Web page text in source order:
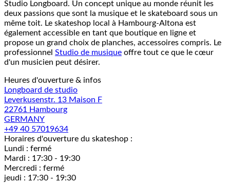
Studio Longboard. Un concept unique au monde réunit les
deux passions que sont la musique et le skateboard sous un
même toit. Le skateshop local à Hambourg-Altona est
également accessible en tant que boutique en ligne et
propose un grand choix de planches, accessoires compris. Le
professionnel Studio de musique offre tout ce que le cœur
d'un musicien peut désirer.
Heures d'ouverture & infos
Longboard de studio
Leverkusenstr. 13 Maison F
22761 Hambourg
GERMANY
+49 40 57019634
Horaires d'ouverture du skateshop :
Lundi : fermé
Mardi : 17:30 - 19:30
Mercredi : fermé
jeudi : 17:30 - 19:30